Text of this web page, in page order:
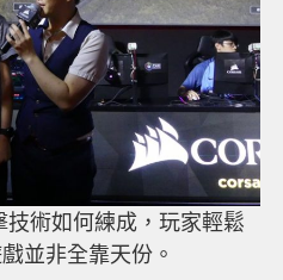
術如何練成，玩家輕鬆
並非全靠天份。